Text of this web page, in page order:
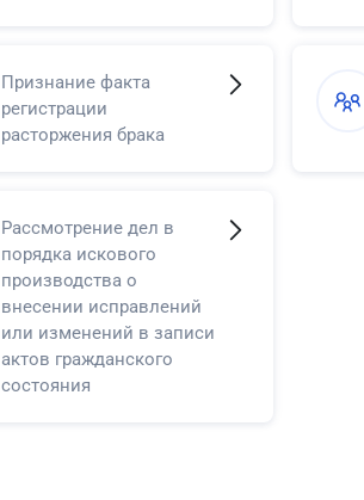
Признание факта
регистрации
расторжения брака
Рассмотрение дел в
порядка искового
производства о
внесении исправлений
или изменений в записи
актов гражданского
состояния